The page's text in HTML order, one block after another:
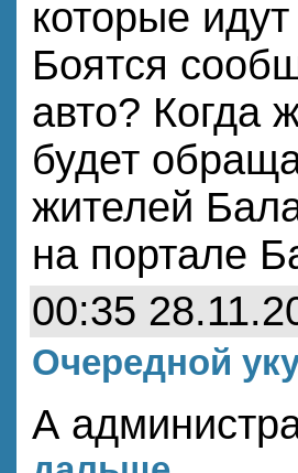
которые
Боятся
авто? Когда
будет
жителей
на портале
00:35
Очередной
А